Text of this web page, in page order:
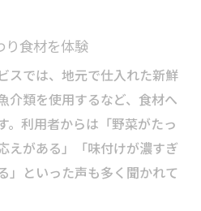
り食材を体験
スでは、地元で仕入れた新鮮
介類を使用するなど、食材へ
。利用者からは「野菜がたっ
えがある」「味付けが濃すぎ
」といった声も多く聞かれて